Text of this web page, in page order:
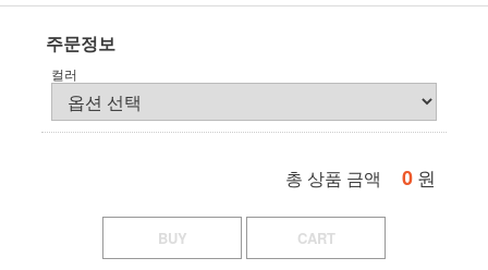
주문정보
컬러
총 상품 금액 0 원
BUY CART